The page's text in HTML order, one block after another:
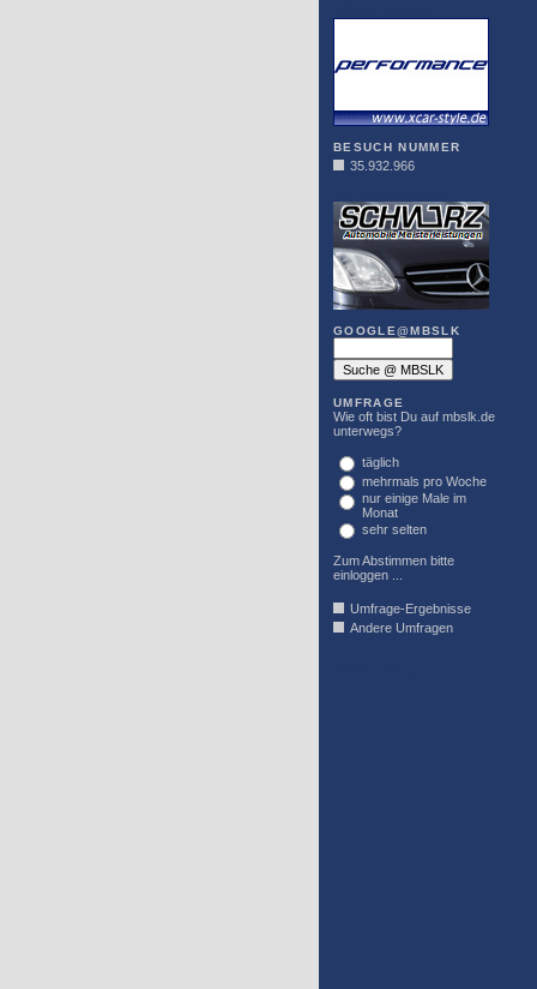
BESUCH NUMMER
35.932.966
GOOGLE@MBSLK
UMFRAGE
Wie oft bist Du auf mbslk.de
unterwegs?
täglich
mehrmals pro Woche
nur einige Male im
Monat
sehr selten
Zum Abstimmen bitte
einloggen ...
Umfrage-Ergebnisse
Andere Umfragen